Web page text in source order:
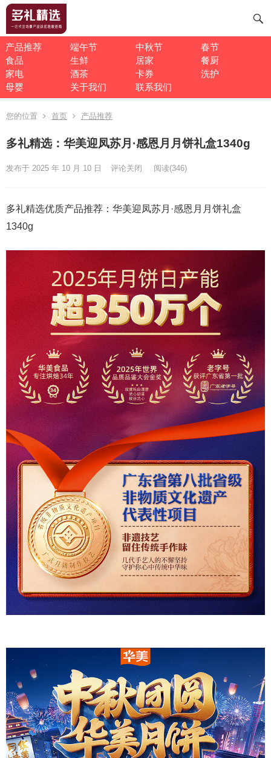
产品推荐 端午节 中秋节
春节
食品
生鲜 居家
餐厨
家电
酒茶 卡券
洗护
母婴
关于我们 联系我们
您的位置 首页 产品推荐
多礼精选：华美迎凤苏月·感恩月月饼礼盒1340g
发布于 2025 年 10 月 10 日 评论关闭 阅读(346)
多礼精选优质产品推荐：华美迎凤苏月·感恩月月饼礼盒
1340g